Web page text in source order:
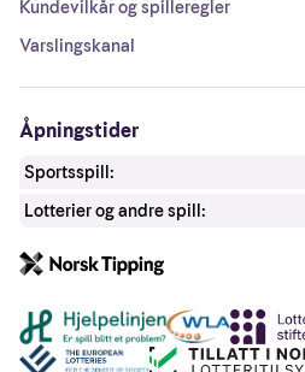
Kundevilkår og spilleregler
Varslingskanal
Åpningstider
Sportsspill:
Lotterier og andre spill:
Andre lenker